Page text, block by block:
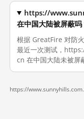
https://
在中国大陆被屏蔽吗
根据 GreatFire 对防
最近一次测试，
cn 在中国大陆未被屏
https://